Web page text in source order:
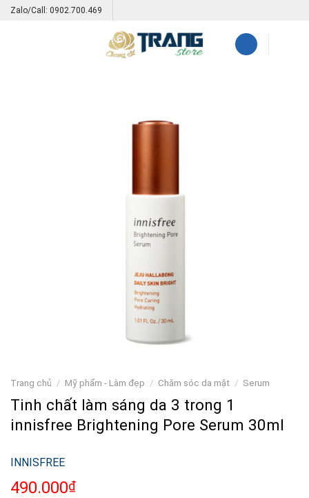
SkipZalo/Call: 0902.700.469
Trang chủ / Mỹ phẩm - Làm đẹp / Chăm sóc da mặt / Serum
Tinh chất làm sáng da 3 trong 1
innisfree Brightening Pore Serum 30ml
INNISFREE
490.000₫